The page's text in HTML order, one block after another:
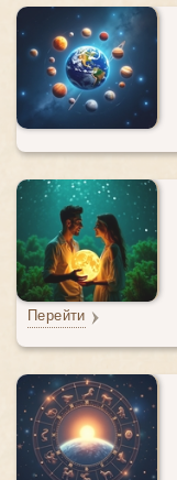
Перейти